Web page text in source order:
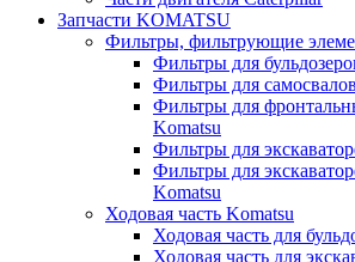
Запчасти KOMATSU
Фильтры, фильтрующие
Фильтры для
Фильтры для
Фильтры для
Komatsu
Фильтры для
Фильтры для
Komatsu
Ходовая часть Komatsu
Ходовая часть для
Ходовая часть для